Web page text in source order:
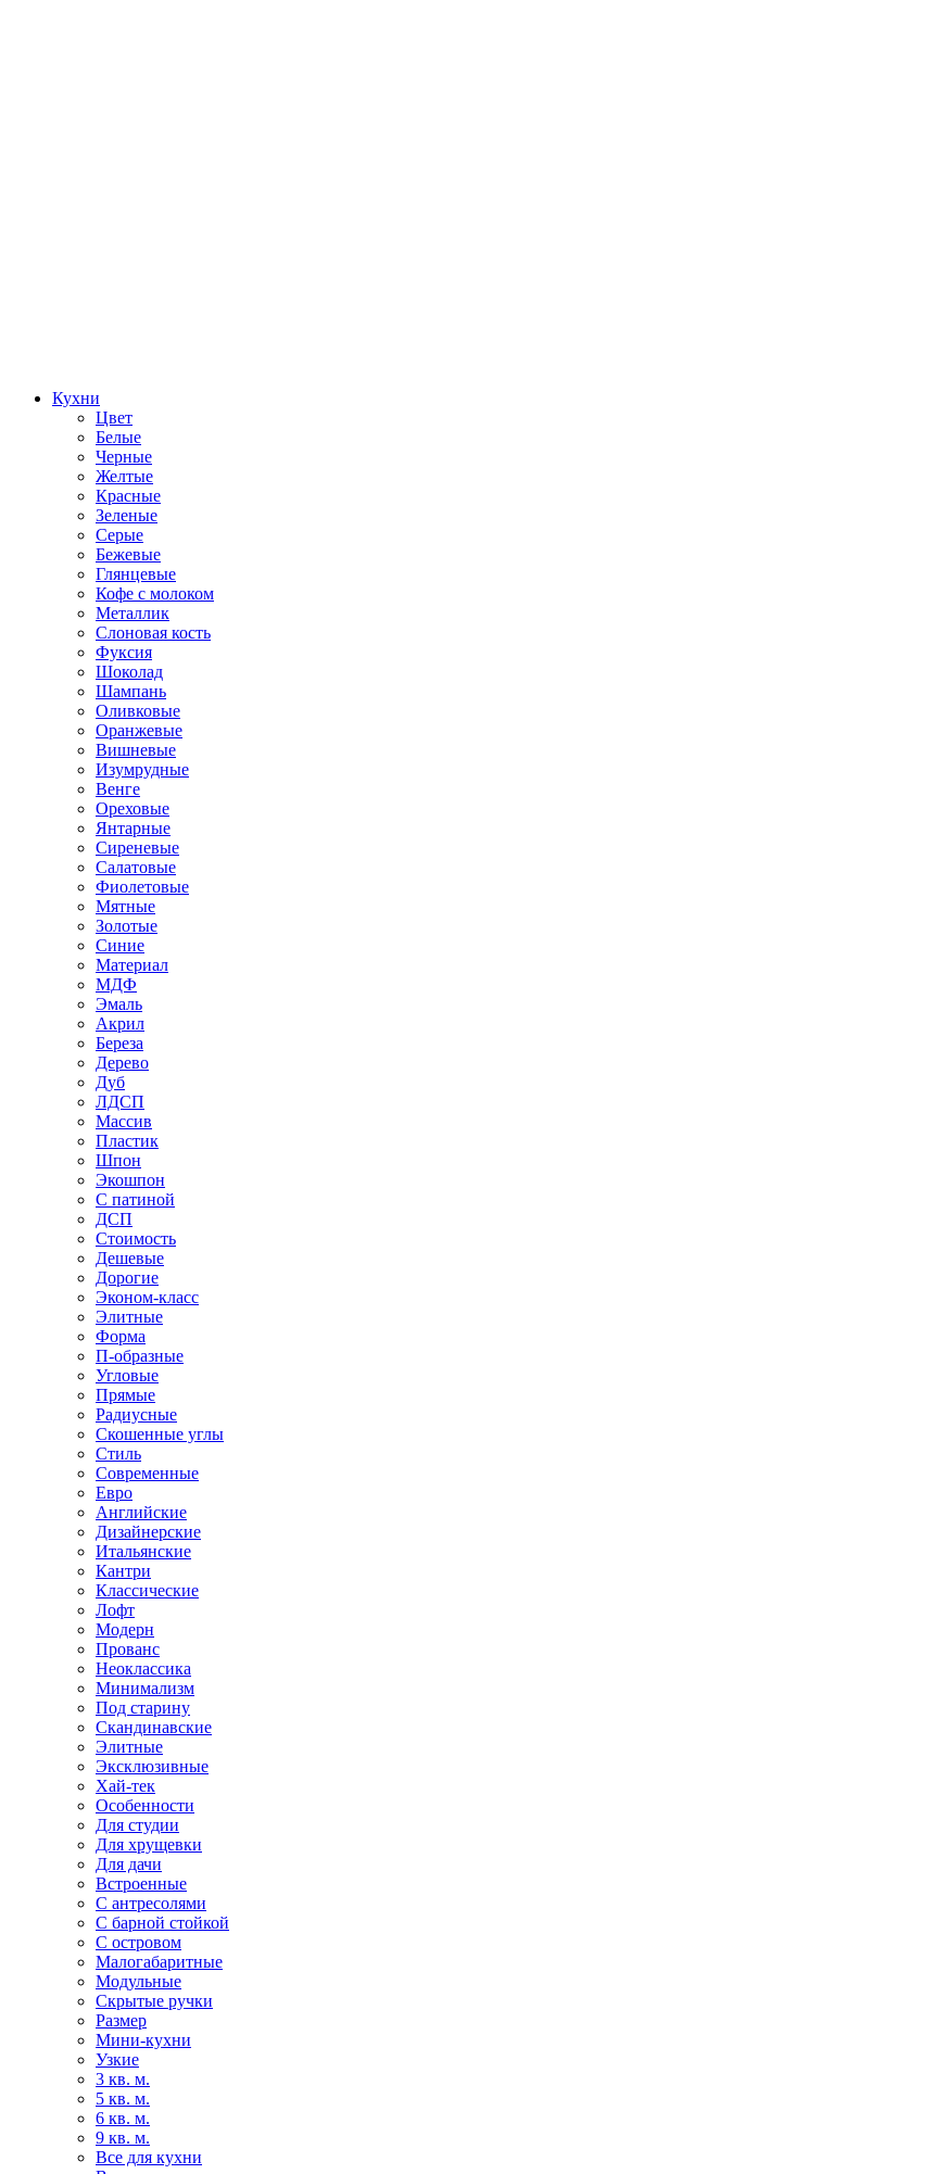
Кухни
Цвет
Белые
Черные
Желтые
Красные
Зеленые
Серые
Бежевые
Глянцевые
Кофе с молоком
Металлик
Слоновая кость
Фуксия
Шоколад
Шампань
Оливковые
Оранжевые
Вишневые
Изумрудные
Венге
Ореховые
Янтарные
Сиреневые
Салатовые
Фиолетовые
Мятные
Золотые
Синие
Материал
МДФ
Эмаль
Акрил
Береза
Дерево
Дуб
ЛДСП
Массив
Пластик
Шпон
Экошпон
С патиной
ДСП
Стоимость
Дешевые
Дорогие
Эконом-класс
Элитные
Форма
П-образные
Угловые
Прямые
Радиусные
Скошенные углы
Стиль
Современные
Евро
Английские
Дизайнерские
Итальянские
Кантри
Классические
Лофт
Модерн
Прованс
Неоклассика
Минимализм
Под старину
Скандинавские
Элитные
Эксклюзивные
Хай-тек
Особенности
Для студии
Для хрущевки
Для дачи
Встроенные
С антресолями
С барной стойкой
С островом
Малогабаритные
Модульные
Скрытые ручки
Размер
Мини-кухни
Узкие
3 кв. м.
5 кв. м.
6 кв. м.
9 кв. м.
Все для кухни